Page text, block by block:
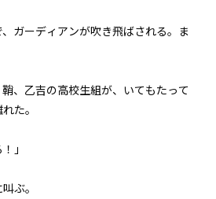
ガーディアンが吹き飛ばされる。ま
、乙吉の高校生組が、いてもたって
た。
」
ぶ。